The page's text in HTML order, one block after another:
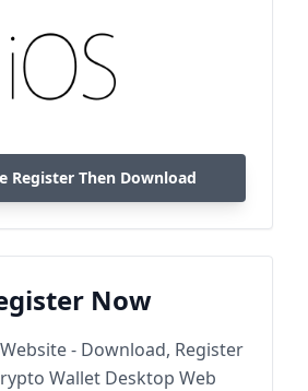
Register Then Download
Now
- Download, Register
Wallet Desktop Web